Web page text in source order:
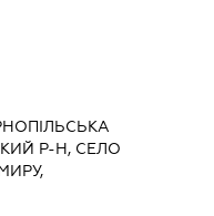
Р-Н, СЕЛО